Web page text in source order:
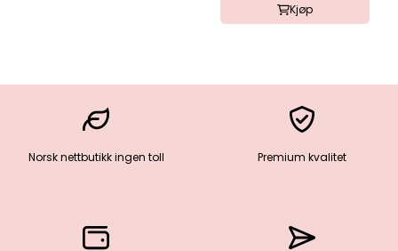
Kjøp
Norsk nettbutikk ingen toll Premium kvalitet